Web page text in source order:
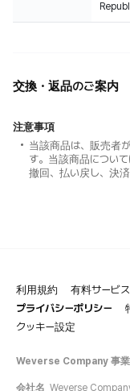
交換・返品のご案内
注意事項
当該商品は、販売者
す。当該商品につい
撤回、払い戻し、決済
利用規約 有料サービ
プライバシーポリシー
クッキー設定
Weverse Company 事業
会社名 Weverse